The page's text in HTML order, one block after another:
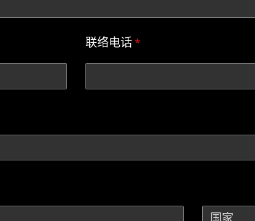
联络电话 *